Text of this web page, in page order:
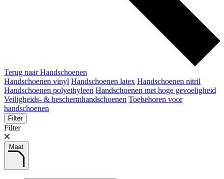
Terug naar Handschoenen
Handschoenen vinyl Handschoenen latex Handschoenen nitril
Handschoenen polyethyleen Handschoenen met hoge gevoeligheid
Veiligheids- & beschermhandschoenen Toebehoren voor
handschoenen
Filter
Filter
Maat